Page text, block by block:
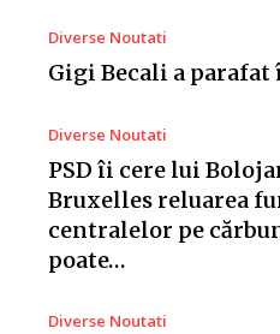
Diverse Noutati
Gigi Becali a parafat
Diverse Noutati
PSD îi cere lui
Bruxelles reluarea
centralelor pe
poate…
Diverse Noutati